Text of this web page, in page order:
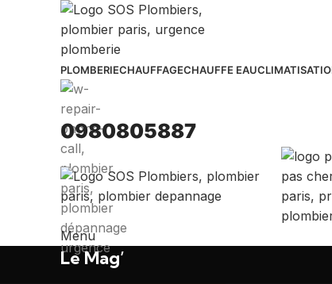
PLOMBERIECHAUFFAGECHAUFFE EAU
0980805887
Menu
Le Mag’